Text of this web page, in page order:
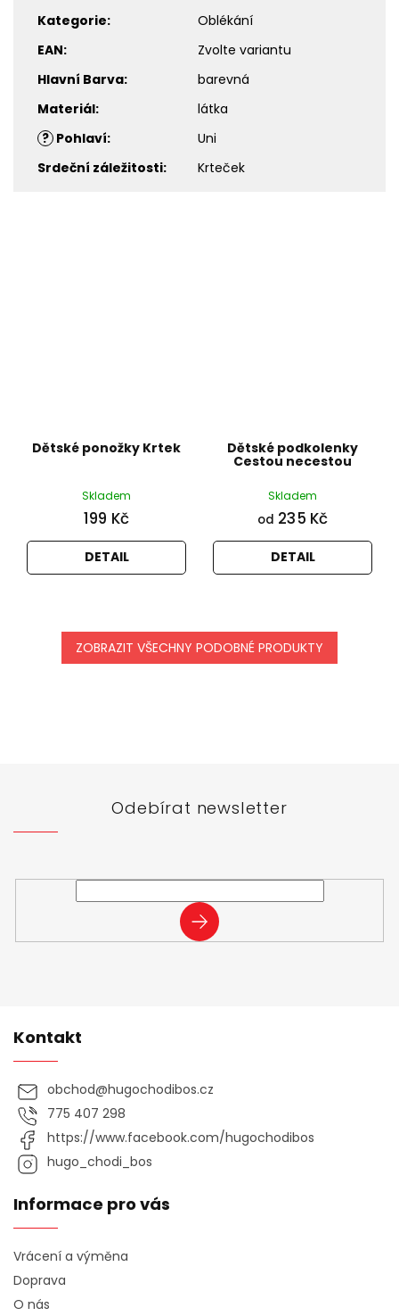
Kategorie:
Oblékání
EAN:
Zvolte variantu
Hlavní Barva:
barevná
Materiál:
látka
? Pohlaví:
Uni
Srdeční záležitosti: Krteček
Dětské ponožky Krtek
Skladem
199 Kč
DETAIL
Dětské podkolenky
Cestou necestou
Skladem
od 235 Kč
DETAIL
ZOBRAZIT VŠECHNY PODOBNÉ PRODUKTY
Odebírat newsletter
PŘIHLÁSIT
SE
Kontakt
obchod@hugochodibos.cz
775 407 298
https://www.facebook.com/hugochodibos
hugo_chodi_bos
Informace pro vás
Vrácení a výměna
Doprava
O nás